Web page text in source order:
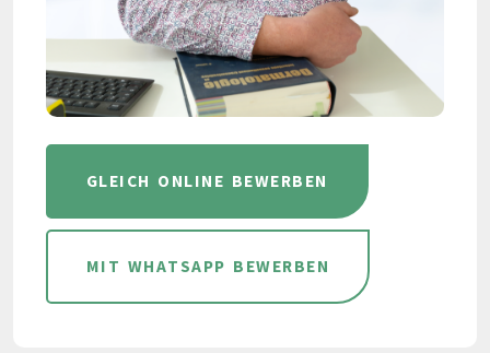
GLEICH ONLINE BEWERBEN
MIT WHATSAPP BEWERBEN